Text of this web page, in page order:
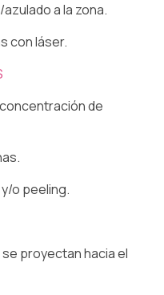
a la zona.
con láser.
de
o peeling.
proyectan hacia el